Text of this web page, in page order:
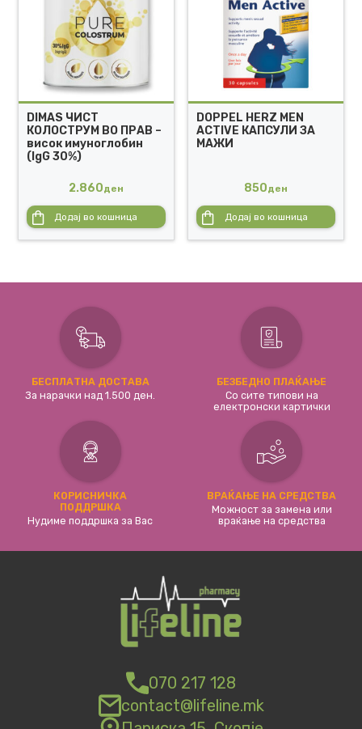
DIMAS ЧИСТ
КОЛОСТРУМ ВО ПРАВ –
висок имуноглобин
(IgG 30%)
2.860ден
Додај во кошница
DOPPEL HERZ MEN
ACTIVE КАПСУЛИ ЗА
МАЖИ
850ден
Додај во кошница
БЕСПЛАТНА ДОСТАВА
За нарачки над 1.500 ден.
БЕЗБЕДНО ПЛАЌАЊЕ
Со сите типови на
електронски картички
КОРИСНИЧКА
ПОДДРШКА
Нудиме поддршка за Вас
ВРАЌАЊЕ НА СРЕДСТВА
Можност за замена или
враќање на средства
070 217 128
contact@lifeline.mk